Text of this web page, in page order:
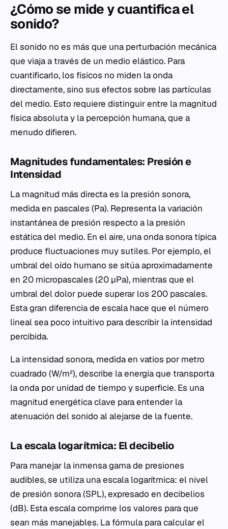
¿Cómo se mide y cuantifica el
sonido?
El sonido no es más que una perturbación mecánica
que viaja a través de un medio elástico. Para
cuantificarlo, los físicos no miden la onda
directamente, sino sus efectos sobre las partículas
del medio. Esto requiere distinguir entre la magnitud
física absoluta y la percepción humana, que a
menudo difieren.
Magnitudes fundamentales: Presión e
Intensidad
La magnitud más directa es la presión sonora,
medida en pascales (Pa). Representa la variación
instantánea de presión respecto a la presión
estática del medio. En el aire, una onda sonora típica
produce fluctuaciones muy sutiles. Por ejemplo, el
umbral del oído humano se sitúa aproximadamente
en 20 micropascales (20 µPa), mientras que el
umbral del dolor puede superar los 200 pascales.
Esta gran diferencia de escala hace que el número
lineal sea poco intuitivo para describir la intensidad
percibida.
La intensidad sonora, medida en vatios por metro
cuadrado (W/m²), describe la energía que transporta
la onda por unidad de tiempo y superficie. Es una
magnitud energética clave para entender la
atenuación del sonido al alejarse de la fuente.
La escala logarítmica: El decibelio
Para manejar la inmensa gama de presiones
audibles, se utiliza una escala logarítmica: el nivel
de presión sonora (SPL), expresado en decibelios
(dB). Esta escala comprime los valores para que
sean más manejables. La fórmula para calcular el